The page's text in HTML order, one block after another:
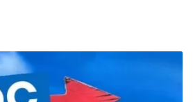
Úc trải qua mấy bước? Hôm nay,
tìm hiểu về thị thực nhập cảnh 600